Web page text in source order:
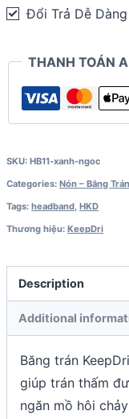
Đổi Trả Dễ Dàng
THANH TOÁN
SKU: HB11-xanh-ngoc
Categories: Nón – Băng Trán
Tags: headband HKD
Thương hiệu: KeepDri
Description
Additional
Băng trán
giúp trán thấm
ngăn mồ hôi